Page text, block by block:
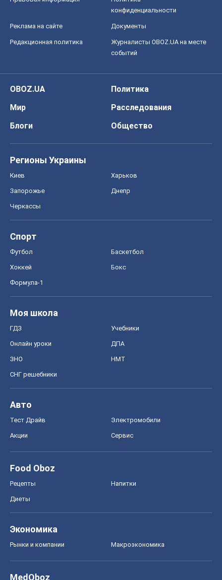
конфиденциальности
Реклама на сайте Документы
Редакционная политика
Журналисты OBOZ.UA на месте
событий
OBOZ.UA
Политика
Мир
Расследования
Блоги
Общество
Регионы Украины
Киев Харьков
Запорожье Днепр
Черкассы
Спорт
Футбол Баскетбол
Хоккей Бокс
Формула-1
Моя школа
ГДЗ Учебники
Онлайн уроки ДПА
ЗНО НМТ
СНГ решебники
Авто
Тест Драйв Электромобили
Акции Сервис
Food Oboz
Рецепты Напитки
Диеты
Экономика
Рынки и компании Mакроэкономика
MedOboz